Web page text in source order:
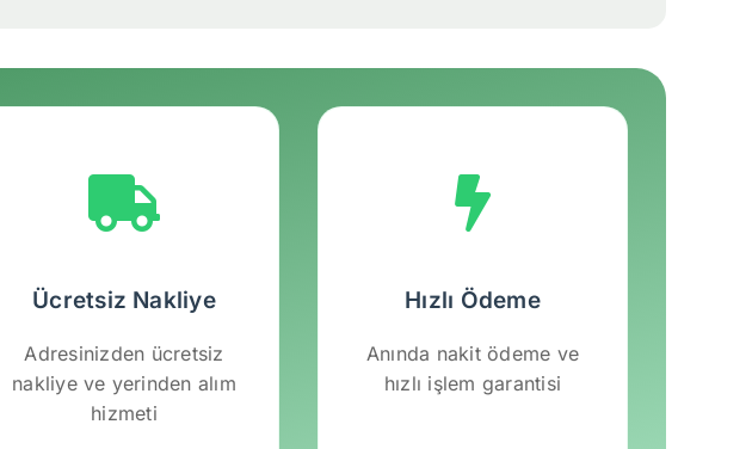
Ücretsiz Nakliye
Adresinizden ücretsiz
nakliye ve yerinden alım
hizmeti
Hızlı Ödeme
Anında nakit ödeme ve
hızlı işlem garantisi